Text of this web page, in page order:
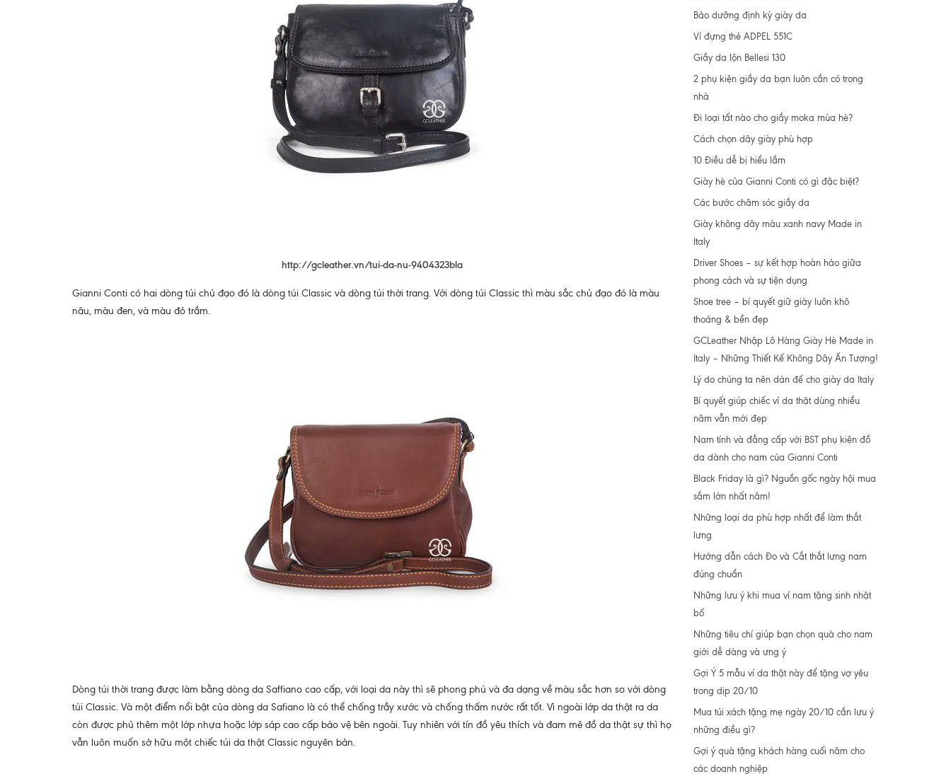
http://gcleather.vn/tui-da-nu-9404323bla
Gianni Conti có hai dòng túi chủ đạo đó là dòng túi Classic và dòng túi thời trang. Với dòng túi Classic thì màu sắc chủ đạo đó là màu
nâu, màu đen, và màu đỏ trầm.
Dòng túi thời trang được làm bằng dòng da Saffiano cao cấp, với loại da này thì sẽ phong phú và đa dạng về màu sắc hơn so với dòng
túi Classic. Và một điểm nổi bật của dòng da Safiano là có thể chống trầy xước và chống thấm nước rất tốt. Vì ngoài lớp da thật ra da
còn được phủ thêm một lớp nhựa hoặc lớp sáp cao cấp bảo vệ bên ngoài. Tuy nhiên với tín đồ yêu thích và đam mê đồ da thật sự thì họ
vẫn luôn muốn sở hữu một chiếc túi da thật Classic nguyên bản.
Bảo dưỡng định kỳ giày da
Ví đựng thẻ ADPEL 551C
Giầy da lộn Bellesi 130
2 phụ kiện giầy da bạn luôn cần có trong
nhà
Đi loại tất nào cho giầy moka mùa hè?
Cách chọn dây giày phù hợp
10 Điều dễ bị hiểu lầm
Giày hè của Gianni Conti có gì đặc biệt?
Các bước chăm sóc giầy da
Giày không dây màu xanh navy Made in
Italy
Driver Shoes – sự kết hợp hoàn hảo giữa
phong cách và sự tiện dụng
Shoe tree – bí quyết giữ giày luôn khô
thoáng & bền đẹp
GCLeather Nhập Lô Hàng Giày Hè Made in
Italy – Những Thiết Kế Không Dây Ấn Tượng!
Lý do chúng ta nên dán đế cho giày da Italy
Bí quyết giúp chiếc ví da thật dùng nhiều
năm vẫn mới đẹp
Nam tính và đẳng cấp với BST phụ kiện đồ
da dành cho nam của Gianni Conti
Black Friday là gì? Nguồn gốc ngày hội mua
sắm lớn nhất năm!
Những loại da phù hợp nhất để làm thắt
lưng
Hướng dẫn cách Đo và Cắt thắt lưng nam
đúng chuẩn
Những lưu ý khi mua ví nam tặng sinh nhật
bố
Những tiêu chí giúp bạn chọn quà cho nam
giới dễ dàng và ưng ý
Gợi Ý 5 mẫu ví da thật này để tặng vợ yêu
trong dịp 20/10
Mua túi xách tặng mẹ ngày 20/10 cần lưu ý
những điều gì?
Gợi ý quà tặng khách hàng cuối năm cho
các doanh nghiệp